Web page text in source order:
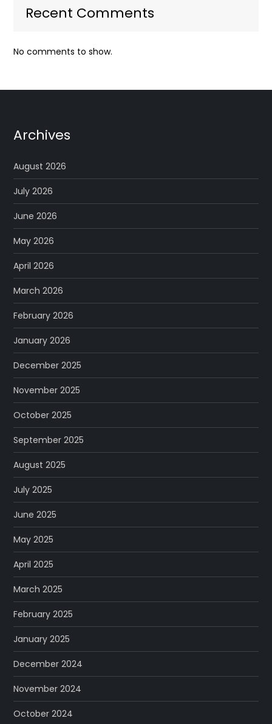
Recent Comments
No comments to show.
Archives
August 2026
July 2026
June 2026
May 2026
April 2026
March 2026
February 2026
January 2026
December 2025
November 2025
October 2025
September 2025
August 2025
July 2025
June 2025
May 2025
April 2025
March 2025
February 2025
January 2025
December 2024
November 2024
October 2024